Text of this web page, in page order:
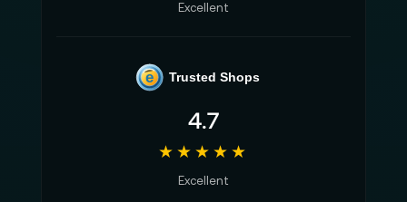
Excellent
e Trusted Shops
4.7
★★★★★
Excellent